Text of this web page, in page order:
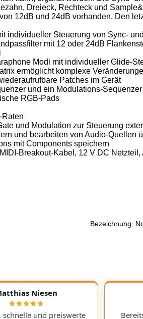
Dreieck, Rechteck und
12dB und 24dB vorhanden. Den
individueller Steuerung von Sync-
mit 12 oder 24dB
Modi mit individueller Glide-
ermöglicht komplexe
Patches im Gerät
und ein Modulations-Sequenzer
RGB-Pads
Raten
und Modulation zur Steuerung
und bearbeiten von Audio-Quellen
mit Components speichern
Breakout-Kabel, 12 V DC
Bezeichnung:
Niesen
schnelle und preiswerte